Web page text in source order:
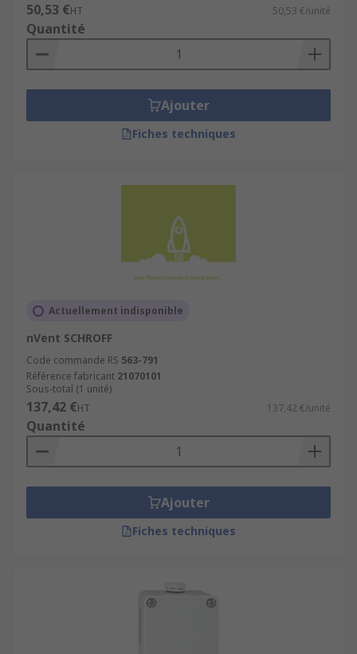
50,53 €HT 50,53 €/unité
Quantité
Ajouter
Fiches techniques
Actuellement indisponible
nVent SCHROFF
Code commande RS 563-791
Référence fabricant 21070101
Sous-total (1 unité)
137,42 €HT 137,42 €/unité
Quantité
Ajouter
Fiches techniques